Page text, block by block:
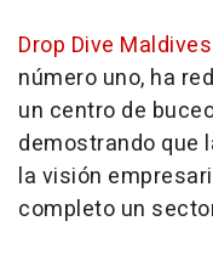
Drop Dive Maldives
número uno, ha
un centro de
demostrando que
la visión
completo un